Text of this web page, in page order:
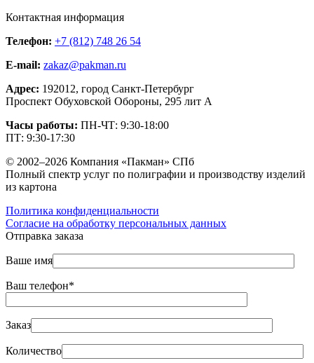
Контактная информация
Телефон: +7 (812) 748 26 54
E-mail: zakaz@pakman.ru
Адрес: 192012, город Санкт-Петербург
Проспект Обуховской Обороны, 295 лит А
Часы работы: ПН-ЧТ: 9:30-18:00
ПТ: 9:30-17:30
© 2002–2026 Компания «Пакман» СПб
Полный спектр услуг по полиграфии и производству изделий
из картона
Политика конфиденциальности
Согласие на обработку персональных данных
Отправка заказа
Ваше имя
Ваш телефон*
Заказ
Количество